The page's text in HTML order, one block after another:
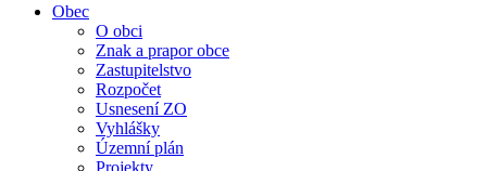
Obec
O obci
Znak a prapor obce
Zastupitelstvo
Rozpočet
Usnesení ZO
Vyhlášky
Územní plán
Projekty